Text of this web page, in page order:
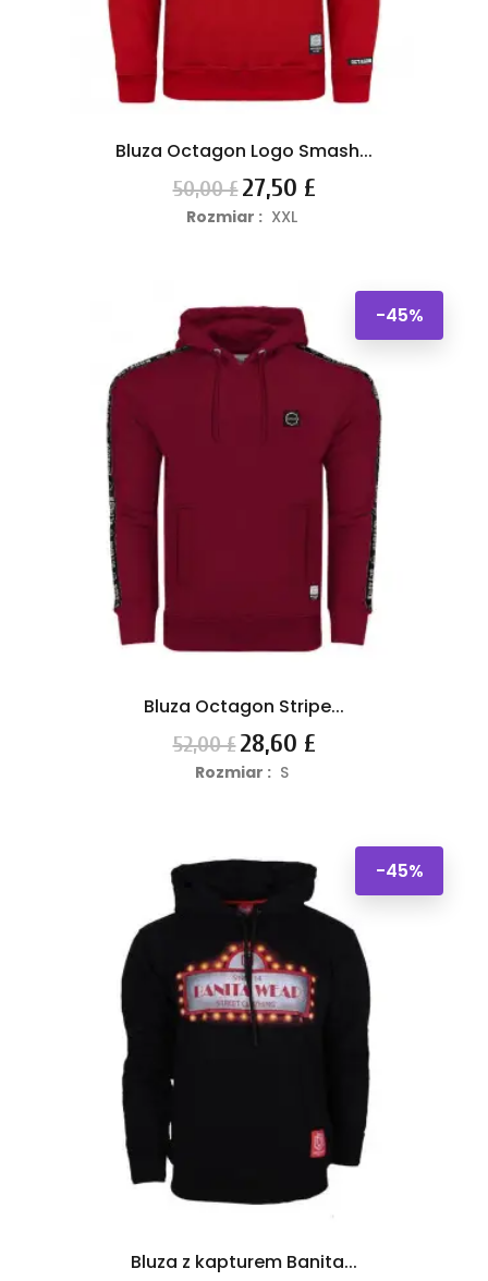
Bluza Octagon Logo Smash...
Cena
podstawowa
50,00 £ Cena
27,50 £
Rozmiar : XXL
Bluza Octagon Stripe...
Cena
podstawowa
52,00 £
-45%
Cena
28,60 £
Rozmiar : S
Bluza z kapturem Banita...
-45%